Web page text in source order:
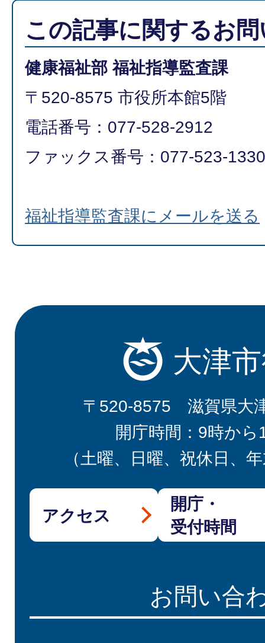
この記事に関するお
健康福祉部 福祉指導監査課
〒520-8575 市役所本館5階
電話番号：077-528-2912
ファックス番号：077-523-1330
福祉指導監査課にメールを送る
大津
〒520-8575 滋賀県大
開庁時間：9時から
（土曜、日曜、祝休日、
アクセス
開庁・
受付時間
お問い合